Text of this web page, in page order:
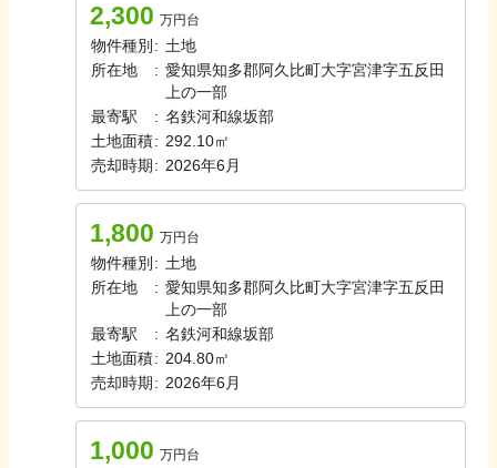
2,300 万円台
物件種別 : 土地
所在地
: 愛知県知多郡阿久比町大字宮津字五反田
上の一部
最寄駅
: 名鉄河和線坂部
土地面積: 292.10㎡
売却時期 : 2026年6月
1,800 万円台
物件種別 : 土地
所在地
: 愛知県知多郡阿久比町大字宮津字五反田
上の一部
最寄駅
: 名鉄河和線坂部
土地面積: 204.80㎡
売却時期 : 2026年6月
1,000 万円台